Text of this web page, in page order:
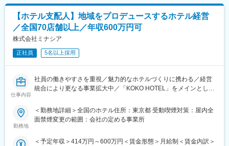
町駅、駅前大通駅、水天宮前駅、川越駅、宇宿駅、和歌山駅、太
子堂駅、二軒茶屋駅(鹿児島県)、西新井大師西駅、布田駅、新鎌ケ
谷駅、溜池山王駅、川崎駅、田原町駅(東京都)、下総中山駅、石津
駅(大阪府)、新正駅、六地蔵駅(京都市営)、海の公園南口駅、琴電
屋島駅、勾当台公園駅、豊橋駅、茅場町駅、川越市駅、脇田駅、
赤坂見附駅、浅草駅
駅、岩槻駅、東酒田駅、金沢駅、日宇駅、海の公園柴口駅、亀井
駅、古見駅(愛知県)、狛江駅、古河駅、名張駅、南福島駅、多治見
駅、武蔵境駅、郡山富田駅、上北台駅、宮崎台駅、上大岡駅、北
戸田駅、水沢駅、東武動物公園駅、草加駅、蛇田駅、尾張星の宮
駅、新座駅、恩田駅、球場前駅(岡山県)、上板橋駅、石岡駅、須賀
川駅、江戸川台駅、愛宕駅(千葉県)、豊四季駅、三郷中央駅、古高
松駅、蕨駅、塚田駅、八尾駅、横堤駅、本庄駅、海老名駅(相模
線)、六本木駅、広瀬通駅、小池駅、駅前駅、南越谷駅、人形町
駅、本川越駅、多摩境駅、川口駅、八乙女駅、ジヤトコ前駅、安
城駅、高塚駅、京成幕張駅、一ツ木駅、西岐阜駅、東千葉駅、花
(中央本線)、千代県庁口駅、豊春駅、太田駅(群馬県)、新下関駅、
足利駅、栂・美木多駅、笹貫駅、本郷台駅、小松駅、宮崎駅、大
駅、三ツ境駅、東海学園前駅、西若松駅、五井駅、阿漕駅、高横
【ホテル支配人】地域をプロデュースするホテル経営
／全国70店舗以上／年収600万円可
株式会社ミナシア
正社員 5名以上採用
仕事内容
社員の働きやすさを重視／魅力的なホテルづくりに携わる／経営
統合により更なる事業拡大中／「KOKO HOTEL」をメインとした
当社は昨年末に上場会社のポラリス・ホールディングスグループ
ル」にこだわる当社で、支配人としてホテル運営をお任せしま
勤務地
＜勤務地詳細＞全国のホテル住所：東京都 受動喫煙対策：屋内全
面禁煙変更の範囲：会社の定める事業所
＜予定年収＞414万円～600万円＜賃金形態＞月給制＜賃金内訳＞